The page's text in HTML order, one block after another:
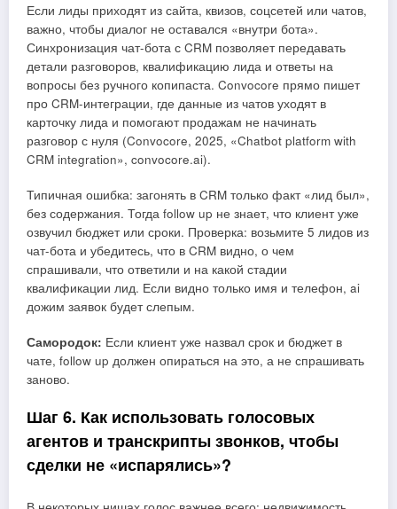
Если лиды приходят из сайта, квизов, соцсетей или чатов,
важно, чтобы диалог не оставался «внутри бота».
Синхронизация чат-бота с CRM позволяет передавать
детали разговоров, квалификацию лида и ответы на
вопросы без ручного копипаста. Convocore прямо пишет
про CRM-интеграции, где данные из чатов уходят в
карточку лида и помогают продажам не начинать
разговор с нуля (Convocore, 2025, «Chatbot platform with
CRM integration», convocore.ai).
Типичная ошибка: загонять в CRM только факт «лид был»,
без содержания. Тогда follow up не знает, что клиент уже
озвучил бюджет или сроки. Проверка: возьмите 5 лидов из
чат-бота и убедитесь, что в CRM видно, о чем
спрашивали, что ответили и на какой стадии
квалификации лид. Если видно только имя и телефон, ai
дожим заявок будет слепым.
Самородок: Если клиент уже назвал срок и бюджет в
чате, follow up должен опираться на это, а не спрашивать
заново.
Шаг 6. Как использовать голосовых
агентов и транскрипты звонков, чтобы
сделки не «испарялись»?